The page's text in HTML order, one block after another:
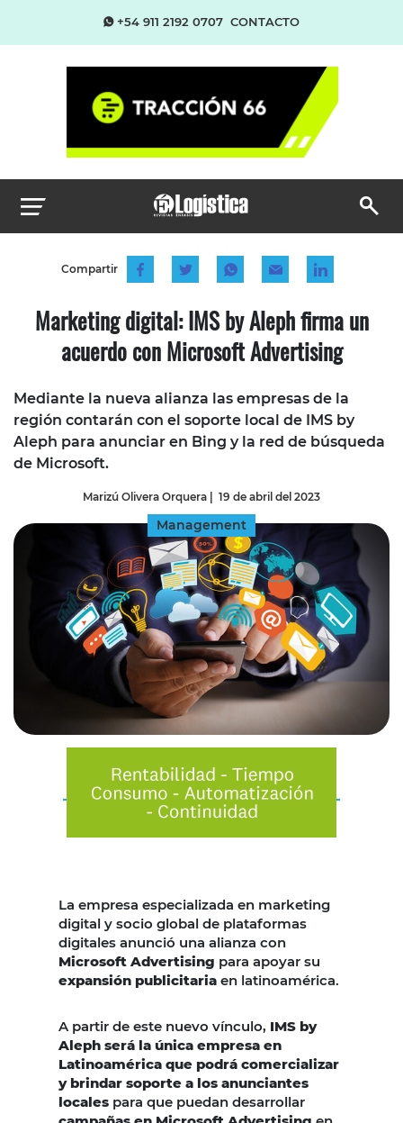
+54 911 2192 0707 CONTACTO
Compartir
Marketing digital: IMS by Aleph firma un
acuerdo con Microsoft Advertising
Mediante la nueva alianza las empresas de la
región contarán con el soporte local de IMS by
Aleph para anunciar en Bing y la red de búsqueda
de Microsoft.
Marizú Olivera Orquera | 19 de abril del 2023
Management
La empresa especializada en marketing
digital y socio global de plataformas
digitales anunció una alianza con
Microsoft Advertising para apoyar su
expansión publicitaria en latinoamérica.
A partir de este nuevo vínculo, IMS by
Aleph será la única empresa en
Latinoamérica que podrá comercializar
y brindar soporte a los anunciantes
locales para que puedan desarrollar